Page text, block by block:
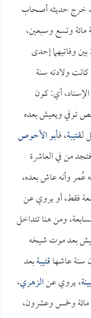
خرج حديثه أصحاب
مائة وتسع وسبعين،
وفاتيهما إحدى
ولادته سنة
أي: كون
توفي ويعيش بعده
قتيبة، فـأبو الأحوص
من في العاشرة
وأنه عاش بعده،
فقط، أو يروي عن
ومن هنا تتداخل
بعد موت شيخه
عاشهاقتيبةبعد
، يروي عنالزهري،
مائة وخمس وعشرون،